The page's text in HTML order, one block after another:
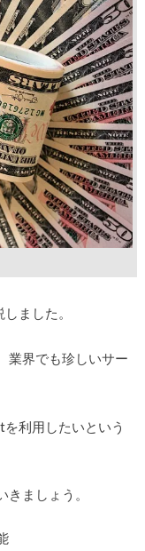
ました。
業界でも珍しいサー
利用したいという
ましょう。